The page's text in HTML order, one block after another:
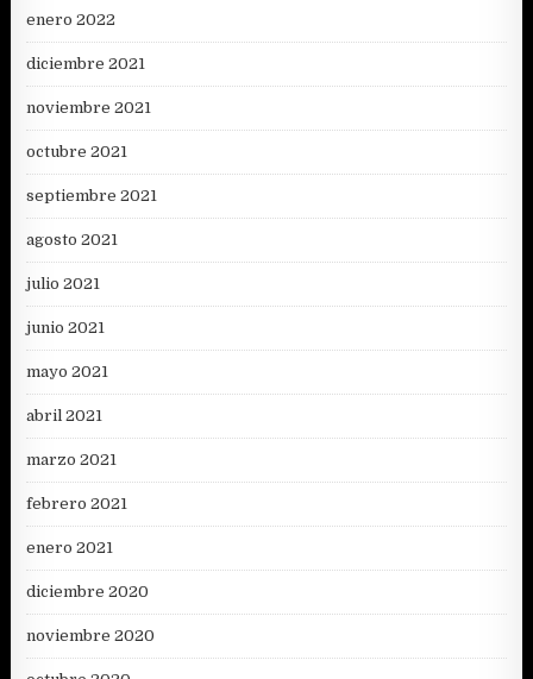
enero 2022
diciembre 2021
noviembre 2021
octubre 2021
septiembre 2021
agosto 2021
julio 2021
junio 2021
mayo 2021
abril 2021
marzo 2021
febrero 2021
enero 2021
diciembre 2020
noviembre 2020